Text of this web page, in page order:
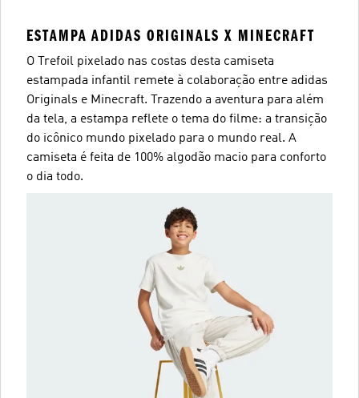
ESTAMPA ADIDAS ORIGINALS X MINECRAFT
O Trefoil pixelado nas costas desta camiseta
estampada infantil remete à colaboração entre adidas
Originals e Minecraft. Trazendo a aventura para além
da tela, a estampa reflete o tema do filme: a transição
do icônico mundo pixelado para o mundo real. A
camiseta é feita de 100% algodão macio para conforto
o dia todo.